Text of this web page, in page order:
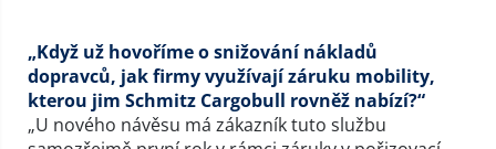
„Když už hovoříme o snižování nákladů
dopravců, jak firmy využívají záruku mobility,
kterou jim Schmitz Cargobull rovněž nabízí?“
„U nového návěsu má zákazník tuto službu